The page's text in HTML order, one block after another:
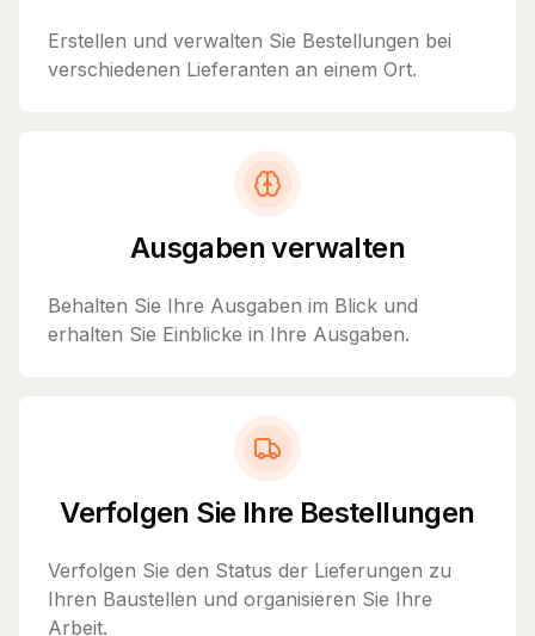
Erstellen und verwalten Sie Bestellungen bei
verschiedenen Lieferanten an einem Ort.
Ausgaben verwalten
Behalten Sie Ihre Ausgaben im Blick und
erhalten Sie Einblicke in Ihre Ausgaben.
Verfolgen Sie Ihre Bestellungen
Verfolgen Sie den Status der Lieferungen zu
Ihren Baustellen und organisieren Sie Ihre
Arbeit.